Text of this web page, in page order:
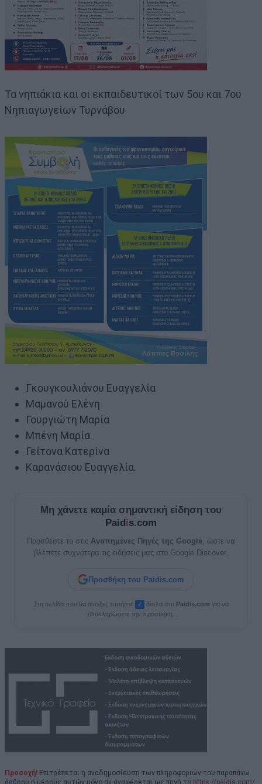
Τα νηπιάκια και οι εκπαιδευτικοί των 5ου και 7ου
Νηπιαγωγείων Τυρνάβου
Γκουγκουλιάνου Ευαγγελία
Μαμανού Ελένη
Γουργιώτη Μαρία
Μπένη Μαρία
Γείτονα Κατερίνα
Καρανάσιου Ευαγγελία.
Μη χάνετε καμία σημαντική είδηση του
Paidis.com
Προσθέστε το στις Αγαπημένες Πηγές της Google , ώστε να
βλέπετε συχνότερα τις ειδήσεις μας στο Google Discover.
Προσθήκη του Paidis.com
Στη σελίδα που θα ανοίξει, πατήστε ✓ δίπλα στο Paidis.com για να
ολοκληρώσετε την προσθήκη.
Προσοχή! Επιτρέπεται η αναδημοσίευση των πληροφοριών του παραπάνω